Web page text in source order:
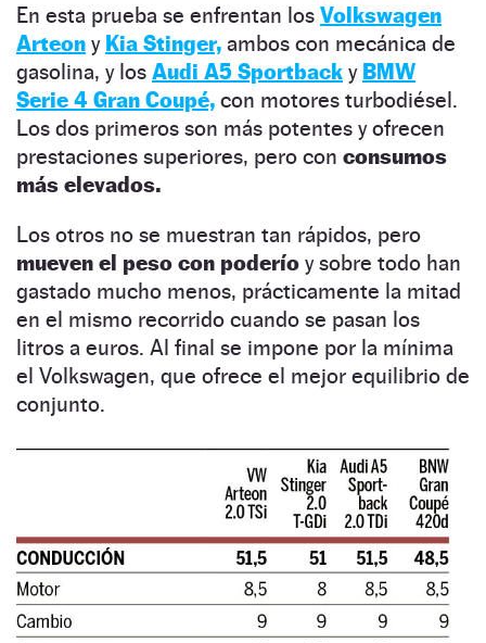
En esta prueba se enfrentan los Volkswagen
Arteon y Kia Stinger, ambos con mecánica de
gasolina, y los Audi A5 Sportback y BMW
Serie 4 Gran Coupé, con motores turbodiésel.
Los dos primeros son más potentes y ofrecen
prestaciones superiores, pero con consumos
más elevados.
Los otros no se muestran tan rápidos, pero
mueven el peso con poderío y sobre todo han
gastado mucho menos, prácticamente la mitad
en el mismo recorrido cuando se pasan los
litros a euros. Al final se impone por la mínima
el Volkswagen, que ofrece el mejor equilibrio de
conjunto.